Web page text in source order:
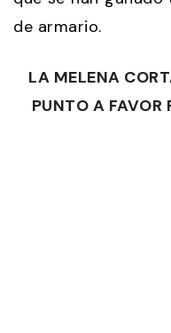
de armario.
LA MELENA
PUNTO A FAVOR